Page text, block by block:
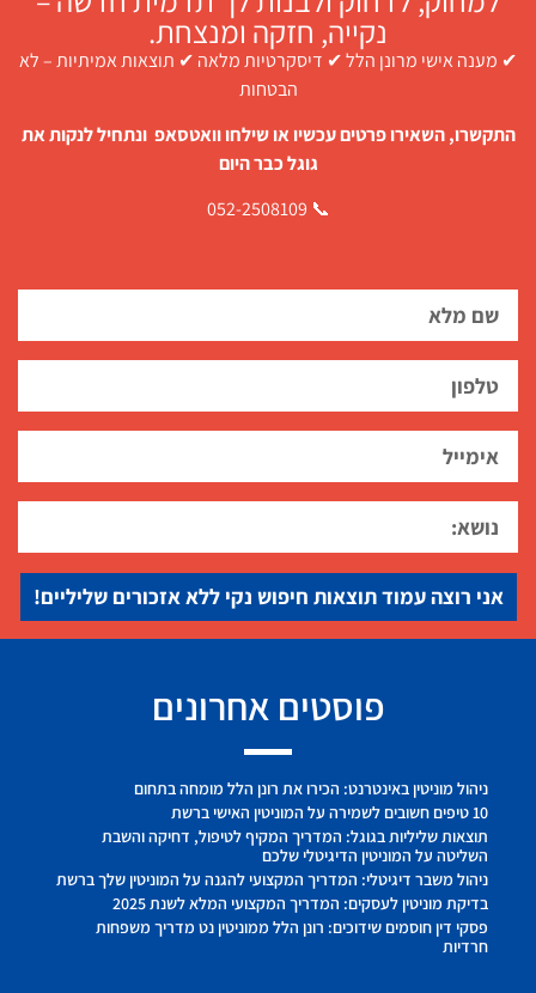
נקייה, חזקה ומנצחת.
✔ מענה אישי מרונן הלל ✔ דיסקרטיות מלאה ✔ תוצאות אמיתיות – לא
הבטחות
התקשרו, השאירו פרטים עכשיו או שילחו וואטסאפ ונתחיל לנקות את
גוגל כבר היום
📞 052-2508109
אני רוצה עמוד תוצאות חיפוש נקי ללא אזכורים שליליים!
פוסטים אחרונים
ניהול מוניטין באינטרנט: הכירו את רונן הלל מומחה בתחום
10 טיפים חשובים לשמירה על המוניטין האישי ברשת
תוצאות שליליות בגוגל: המדריך המקיף לטיפול, דחיקה והשבת
השליטה על המוניטין הדיגיטלי שלכם
ניהול משבר דיגיטלי: המדריך המקצועי להגנה על המוניטין שלך ברשת
בדיקת מוניטין לעסקים: המדריך המקצועי המלא לשנת 2025
פסקי דין חוסמים שידוכים: רונן הלל ממוניטין נט מדריך משפחות
חרדיות